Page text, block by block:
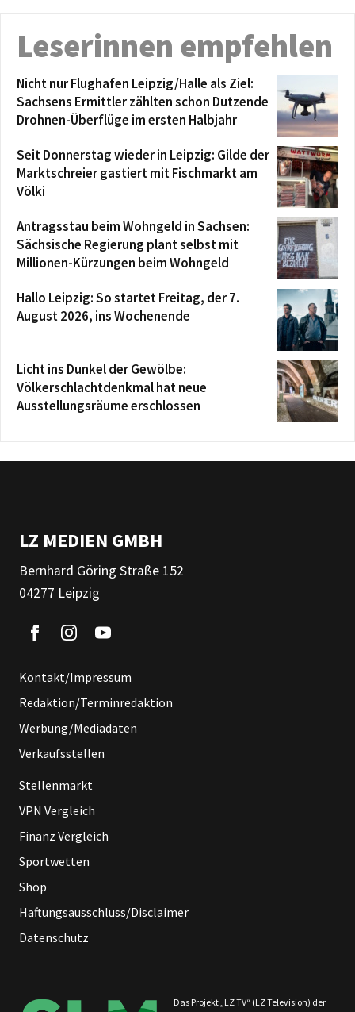
Leserinnen empfehlen
Nicht nur Flughafen Leipzig/Halle als Ziel:
Sachsens Ermittler zählten schon Dutzende
Drohnen-Überflüge im ersten Halbjahr
Seit Donnerstag wieder in Leipzig: Gilde der
Marktschreier gastiert mit Fischmarkt am
Völki
Antragsstau beim Wohngeld in Sachsen:
Sächsische Regierung plant selbst mit
Millionen-Kürzungen beim Wohngeld
Hallo Leipzig: So startet Freitag, der 7.
August 2026, ins Wochenende
Licht ins Dunkel der Gewölbe:
Völkerschlachtdenkmal hat neue
Ausstellungsräume erschlossen
LZ MEDIEN GMBH
Bernhard Göring Straße 152
04277 Leipzig
Kontakt/Impressum
Redaktion/Terminredaktion
Werbung/Mediadaten
Verkaufsstellen
Stellenmarkt
VPN Vergleich
Finanz Vergleich
Sportwetten
Shop
Haftungsausschluss/Disclaimer
Datenschutz
Das Projekt „LZ TV“ (LZ Television) der